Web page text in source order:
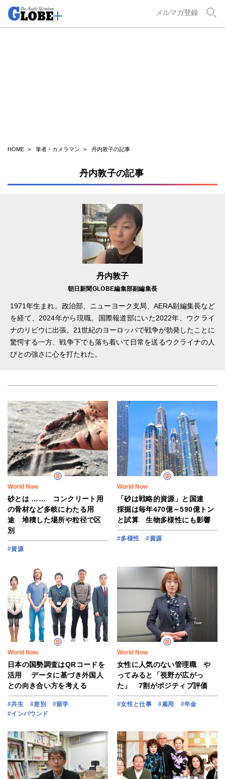
メルマガ登録
HOME 筆者・カメラマン 丹内敦子の記事
丹内敦子の記事
丹内敦子
朝日新聞GLOBE編集部副編集長
1971年生まれ。政治部、ニューヨーク支局、AERA副編集長など
を経て、2024年から現職。国際報道部にいた2022年、ウクライ
ナのリビウに出張。21世紀のヨーロッパで戦争が勃発したことに
驚愕する一方、戦争下でも落ち着いて日常を送るウクライナの人
びとの強さに心を打たれた。
World Now
砂とは …… コンクリート用
の骨材など多岐にわたる用
途 堆積した場所や粒径で区
別
#資源
World Now
「砂は戦略的資源」と国連
採掘は毎年470億～590億トン
と試算 生物多様性にも影響
#多様性 #資源
World Now
日本の国勢調査はQRコードを
活用 データに基づき外国人
との向き合い方を考える
#共生 #差別
#留学
#インバウンド
World Now
女性に人気のない管理職 や
ってみると「視野が広がっ
た」 7割がポジティブ評価
#女性と仕事 #雇用 #年金